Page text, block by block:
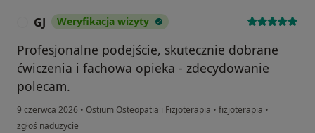
GJ Weryfikacja wizyty
Profesjonalne podejście, skutecznie dobrane
ćwiczenia i fachowa opieka - zdecydowanie
polecam.
9 czerwca 2026 • Ostium Osteopatia i Fizjoterapia • fizjoterapia •
w opinii użytkownika GJ
zgłoś nadużycie